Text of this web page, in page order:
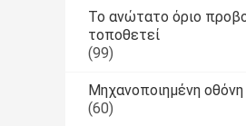
Το ανώτατο όριο
τοποθετεί
(99)
Μηχανοποιημένη
(60)